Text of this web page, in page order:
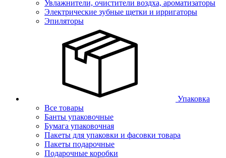
Увлажнители, очистители воздха, ароматизаторы
Электрические зубные щетки и ирригаторы
Эпиляторы
Упаковка
Все товары
Банты упаковочные
Бумага упаковочная
Пакеты для упаковки и фасовки товара
Пакеты подарочные
Подарочные коробки